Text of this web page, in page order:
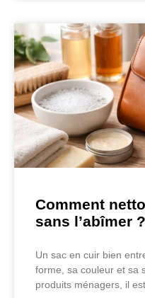
Comment
sans l’abîmer ?
Un sac en cuir bien
forme, sa couleur et sa
produits ménagers, il